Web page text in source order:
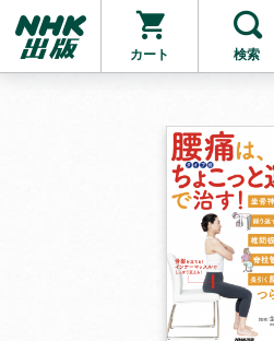
カート 検索
お支払い
他にも商品